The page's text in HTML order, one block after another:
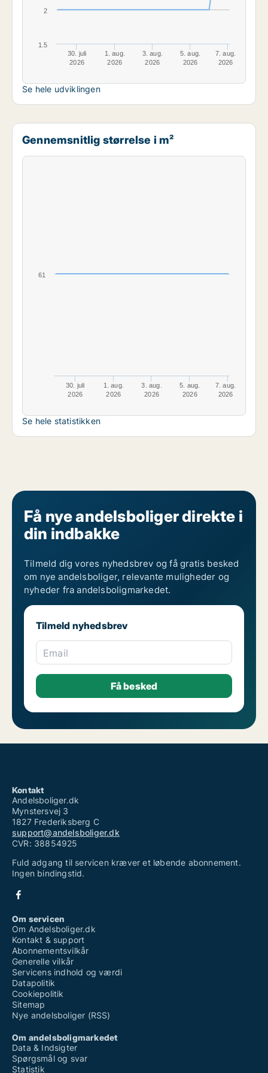
30. juli
2026
1. aug.
2026
3. aug.
2026
5. aug.
2026
7. aug.
2026
1.5
2
Se hele udviklingen
Gennemsnitlig størrelse i m²
30. juli
2026
1. aug.
2026
3. aug.
2026
5. aug.
2026
7. aug.
2026
61
Se hele statistikken
Få nye andelsboliger direkte i
din indbakke
Tilmeld dig vores nyhedsbrev og få gratis besked
om nye andelsboliger, relevante muligheder og
nyheder fra andelsboligmarkedet.
Tilmeld nyhedsbrev
Email
Kontakt
Andelsboliger.dk
Mynstersvej 3
1827 Frederiksberg C
support@andelsboliger.dk
CVR: 38854925
Fuld adgang til servicen kræver et løbende abonnement.
Ingen bindingstid.
Om servicen
Om Andelsboliger.dk
Kontakt & support
Abonnementsvilkår
Generelle vilkår
Servicens indhold og værdi
Datapolitik
Cookiepolitik
Sitemap
Nye andelsboliger (RSS)
Om andelsboligmarkedet
Data & Indsigter
Spørgsmål og svar
Statistik